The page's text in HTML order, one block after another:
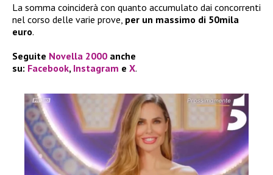
La somma coinciderà con quanto accumulato dai concorrenti
nel corso delle varie prove, per un massimo di 50mila
euro.
Seguite Novella 2000 anche
su: Facebook, Instagram e X.